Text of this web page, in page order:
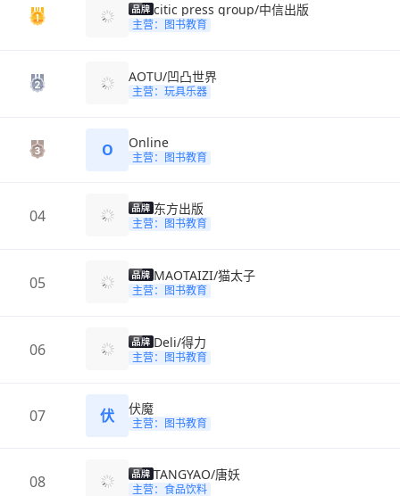
citic press group/中信出版
主营：图书教育
AOTU/凹凸世界
主营：玩具乐器
O Online
主营：图书教育
04 东方出版
主营：图书教育
05 MAOTAIZI/猫太子
主营：图书教育
06 Deli/得力
主营：图书教育
07 伏 伏魔
主营：图书教育
08 TANGYAO/唐妖
主营：食品饮料